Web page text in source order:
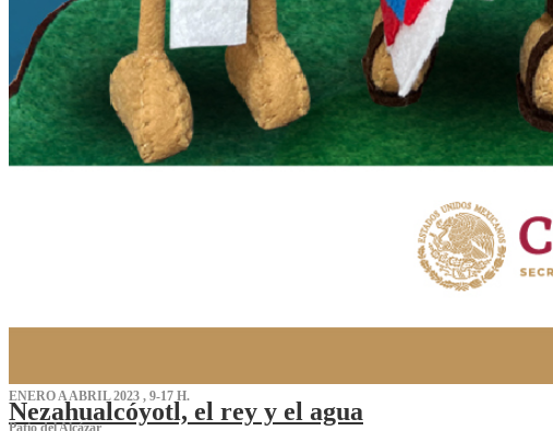
ENERO A ABRIL 2023 , 9-17 H.
Nezahualcóyotl, el rey y el agua